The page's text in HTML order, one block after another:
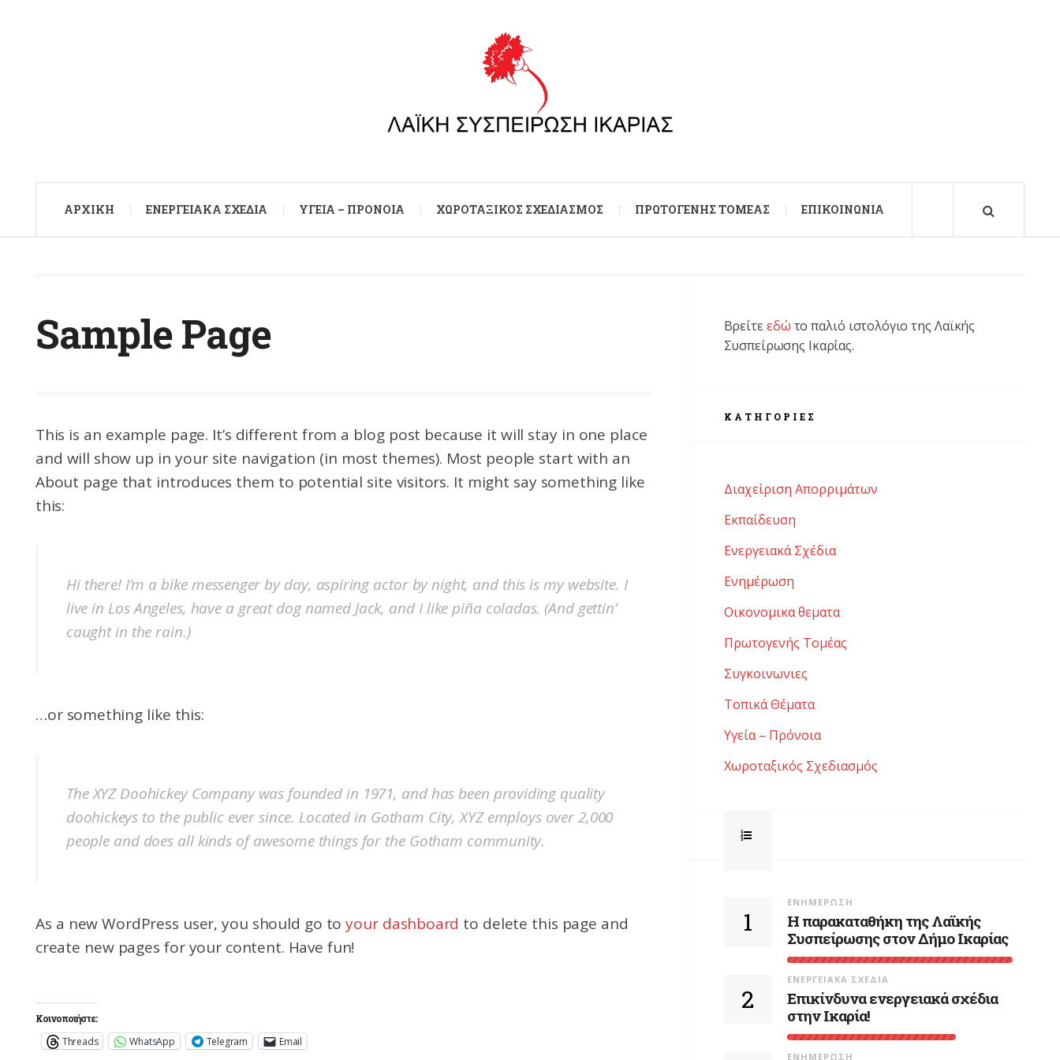
ΑΡXΙΚΉ ΕΝΕΡΓΕΙΑΚΆ ΣΧΈΔΙΑ ΥΓΕΊΑ – ΠΡΌΝΟΙΑ ΧΩΡΟΤΑΞΙΚΌΣ ΣΧΕΔΙΑΣΜΌΣ ΠΡΩΤΟΓΕΝΉΣ ΤΟΜΈΑΣ ΕΠΙΚΟΙΝΩΝΊΑ
Sample Page
This is an example page. It’s different from a blog post because it will stay in one place
and will show up in your site navigation (in most themes). Most people start with an
About page that introduces them to potential site visitors. It might say something like
this:
Hi there! I’m a bike messenger by day, aspiring actor by night, and this is my website. I
live in Los Angeles, have a great dog named Jack, and I like piña coladas. (And gettin’
caught in the rain.)
…or something like this:
The XYZ Doohickey Company was founded in 1971, and has been providing quality
doohickeys to the public ever since. Located in Gotham City, XYZ employs over 2,000
people and does all kinds of awesome things for the Gotham community.
As a new WordPress user, you should go toyour dashboard to delete this page and
create new pages for your content. Have fun!
Κοινοποιήστε:
Threads WhatsApp Telegram Email
Βρείτεεδώ το παλιό ιστολόγιο της Λαϊκής
Συσπείρωσης Ικαρίας.
KΑΤΗΓΟΡΊΕΣ
Διαχείριση Απορριμάτων
Εκπαίδευση
Ενεργειακά Σχέδια
Ενημέρωση
Οικονομικα θεματα
Πρωτογενής Τομέας
Συγκοινωνιες
Τοπικά Θέματα
Υγεία – Πρόνοια
Χωροταξικός Σχεδιασμός
1
ΕΝΗΜΈΡΩΣΗ
Η παρακαταθήκη της Λαϊκής
Συσπείρωσης στον Δήμο Ικαρίας
2
ΕΝΕΡΓΕΙΑΚΆ ΣΧΈΔΙΑ
Επικίνδυνα ενεργειακά σχέδια
στην Ικαρία!
ΕΝΗΜΈΡΩΣΗ